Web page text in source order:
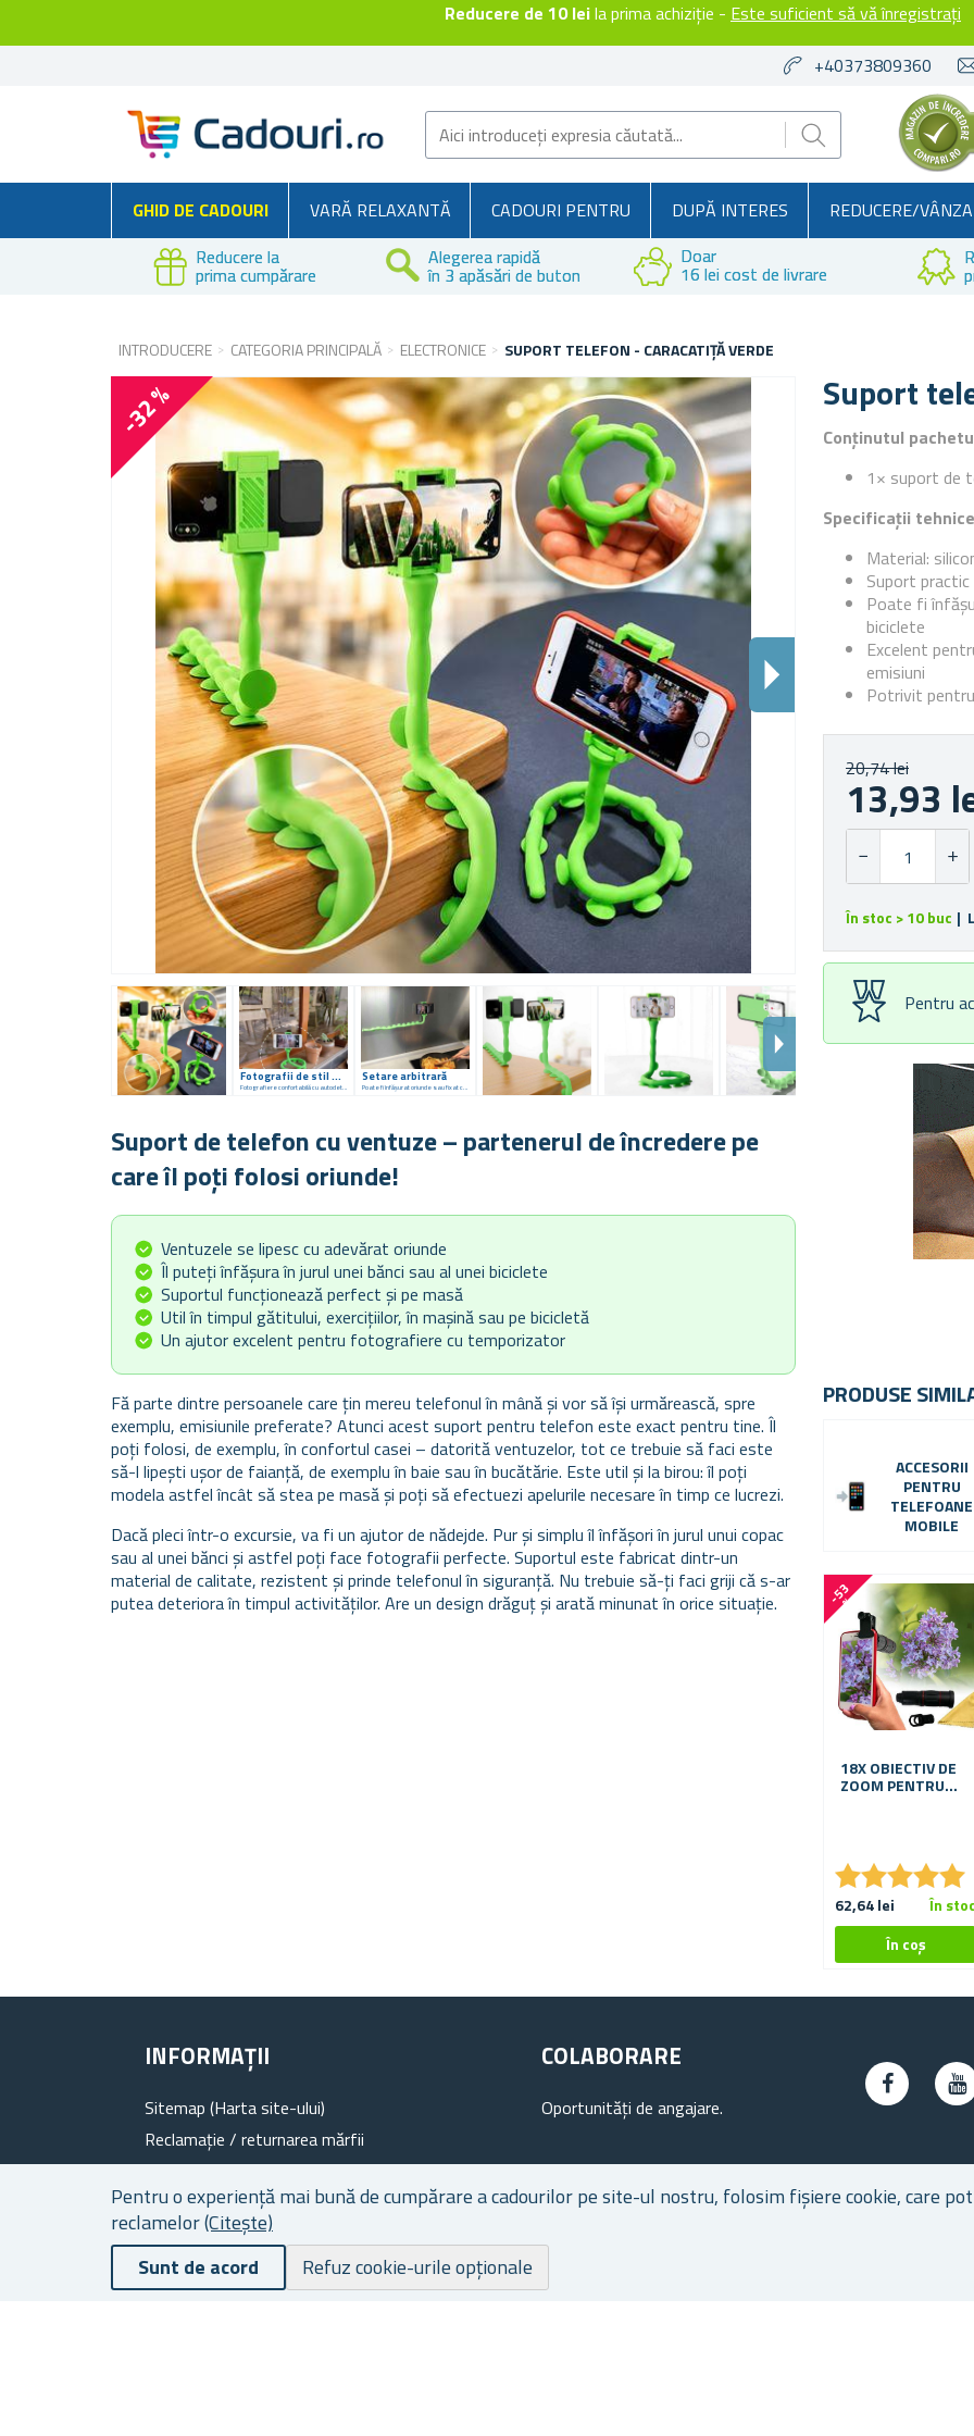
Reducere de 10 leila prima achiziție - Este suficient să vă înregistrați
Pentru o experiență mai bună de cumpărare a cadourilor pe site-ul nostru, folosim fișiere cookie, care
reclamelor(Citește)
Sunt de acord
Refuz cookie-urile opționale
+40373809360
GHID DE CADOURI VARĂ RELAXANTĂ CADOURI PENTRU DUPĂ INTERES REDUCERE/
Reducere la
prima cumpărare
Alegerea rapidă
în 3 apăsări de buton
Doar
16 lei cost de livrare
INTRODUCERE CATEGORIA PRINCIPALĂ ELECTRONICE SUPORT TELEFON - CARACATIȚĂ VERDE
Suport
-32 %
Fotografii de stil peste tot
Fotografiere confortabilă cu autodetector
Setare arbitrară
Poate fi înfășurat oriunde sau fixat cu ajutorul ventuzelor.
Conținutul
1× suport de
Specificații tehnice
Material:
Suport
Poate fi
biciclete
Excelent
emisiuni
Potrivit
20,74 lei
13,93
În stoc > 10 buc |
Pentru
Suport de telefon cu ventuze – partenerul de încredere pe
care îl poți folosi oriunde!
Ventuzele se lipesc cu adevărat oriunde
Îl puteți înfășura în jurul unei bănci sau al unei biciclete
Suportul funcționează perfect și pe masă
Util în timpul gătitului, exercițiilor, în mașină sau pe bicicletă
Un ajutor excelent pentru fotografiere cu temporizator
Fă parte dintre persoanele care țin mereu telefonul în mână și vor să își urmărească, spre
exemplu, emisiunile preferate? Atunci acest suport pentru telefon este exact pentru tine. Îl
poți folosi, de exemplu, în confortul casei – datorită ventuzelor, tot ce trebuie să faci este
să-l lipești ușor de faianță, de exemplu în baie sau în bucătărie. Este util și la birou: îl poți
modela astfel încât să stea pe masă și poți să efectuezi apelurile necesare în timp ce lucrezi.
Dacă pleci într-o excursie, va fi un ajutor de nădejde. Pur și simplu îl înfășori în jurul unui copac
sau al unei bănci și astfel poți face fotografii perfecte. Suportul este fabricat dintr-un
material de calitate, rezistent și prinde telefonul în siguranță. Nu trebuie să-ți faci griji că s-ar
putea deteriora în timpul activităților. Are un design drăguț și arată minunat în orice situație.
PRODUSE
ACCESORII
PENTRU
TELEFOANE
MOBILE
-
5
3
%
18X OBIECTIV DE
ZOOM PENTRU
★★★★★
★★★★★
62,64 lei În stoc
INFORMAȚII
Sitemap (Harta site-ului)
Reclamație / returnarea mărfii
Evaluare de produs
Despre noi
Program de fidelitate
Termeni de livrare și plată
Protecția datelor cu caracter personal
COLABORARE
Oportunități de angajare.